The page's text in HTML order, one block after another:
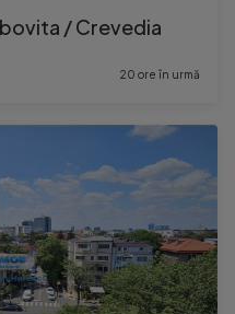
/ Crevedia
20 ore în urmă